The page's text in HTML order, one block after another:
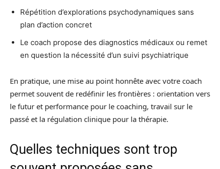
Répétition d’explorations psychodynamiques sans
plan d’action concret
Le coach propose des diagnostics médicaux ou remet
en question la nécessité d’un suivi psychiatrique
En pratique, une mise au point honnête avec votre coach
permet souvent de redéfinir les frontières : orientation vers
le futur et performance pour le coaching, travail sur le
passé et la régulation clinique pour la thérapie.
Quelles techniques sont trop